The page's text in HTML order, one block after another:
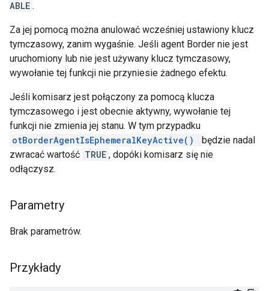
ABLE .
Za jej pomocą można anulować wcześniej ustawiony klucz
tymczasowy, zanim wygaśnie. Jeśli agent Border nie jest
uruchomiony lub nie jest używany klucz tymczasowy,
wywołanie tej funkcji nie przyniesie żadnego efektu.
Jeśli komisarz jest połączony za pomocą klucza
tymczasowego i jest obecnie aktywny, wywołanie tej
funkcji nie zmienia jej stanu. W tym przypadku
otBorderAgentIsEphemeralKeyActive()
będzie nadal
zwracać wartość TRUE , dopóki komisarz się nie
odłączysz.
Parametry
Brak parametrów.
Przykłady